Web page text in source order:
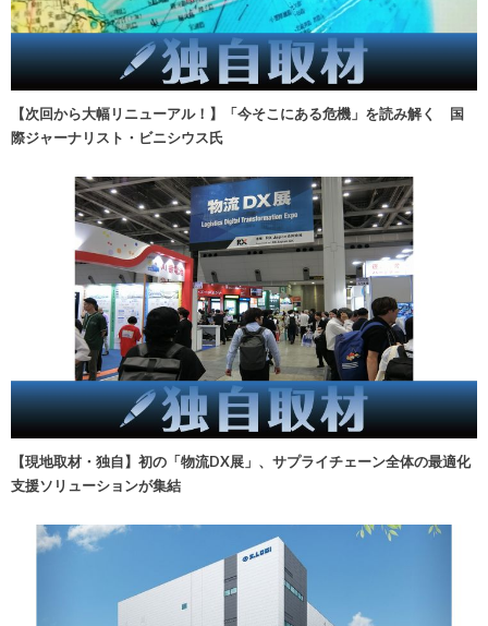
【次回から大幅リニューアル！】「今そこにある危機」を読み解く 国
際ジャーナリスト・ビニシウス氏
【現地取材・独自】初の「物流DX展」、サプライチェーン全体の最適化
支援ソリューションが集結